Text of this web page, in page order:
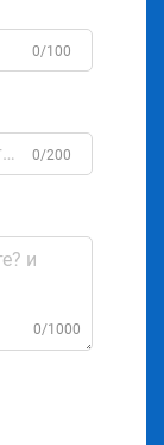
0/100
0/200
0/1000